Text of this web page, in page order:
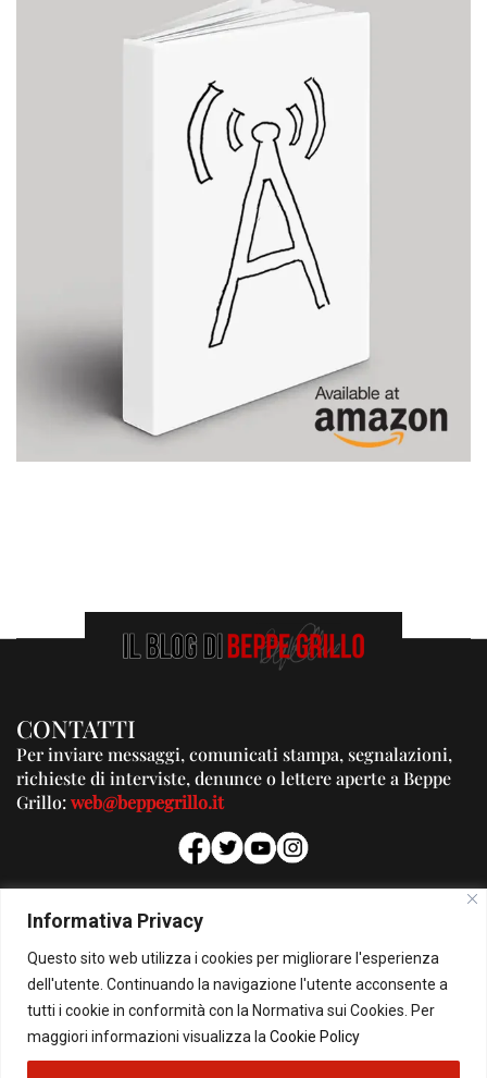
Informativa Privacy
Questo sito web utilizza i cookies per migliorare l'esperienza
dell'utente. Continuando la navigazione l'utente acconsente a
tutti i cookie in conformità con la Normativa sui Cookies. Per
maggiori informazioni visualizza la Cookie Policy
CONTATTI
Per inviare messaggi, comunicati stampa, segnalazioni,
richieste di interviste, denunce o lettere aperte a Beppe
Grillo:web@beppegrillo.it
PUBBLICITA'
Per la tua pubblicità su questo Blog:
pubblicita@beppegrillo.it